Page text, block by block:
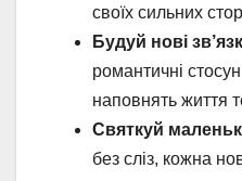
своїх сильних
Будуй нові
романтичні
наповнять життя
Святкуй
без сліз, кожна